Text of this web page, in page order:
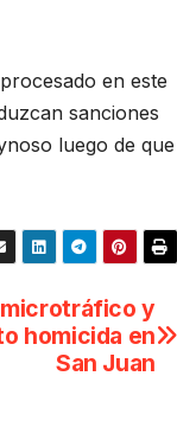
en este
sanciones
luego de que
y
homicida en
San Juan